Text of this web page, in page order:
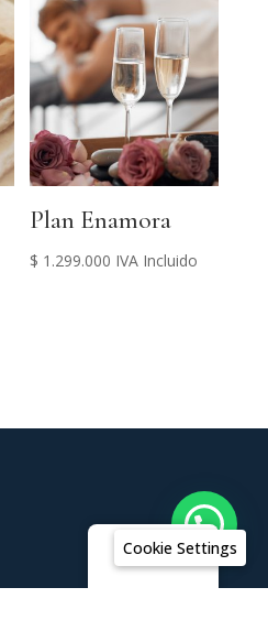
Plan Enamora
$ 1.299.000 IVA Incluido
Español
Cookie Settings